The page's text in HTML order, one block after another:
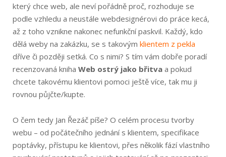
který chce web, ale neví pořádně proč, rozhoduje se
podle vzhledu a neustále webdesignérovi do práce kecá,
až z toho vznikne nakonec nefunkční paskvil. Každý, kdo
dělá weby na zakázku, se s takovým klientem z pekla
dříve či později setká. Co s nimi? S tím vám dobře poradí
recenzovaná kniha Web ostrý jako břitva a pokud
chcete takovému klientovi pomoci ještě více, tak mu ji
rovnou půjčte/kupte.
O čem tedy Jan Řezáč píše? O celém procesu tvorby
webu – od počátečního jednání s klientem, specifikace
poptávky, přístupu ke klientovi, přes několik fází vlastního